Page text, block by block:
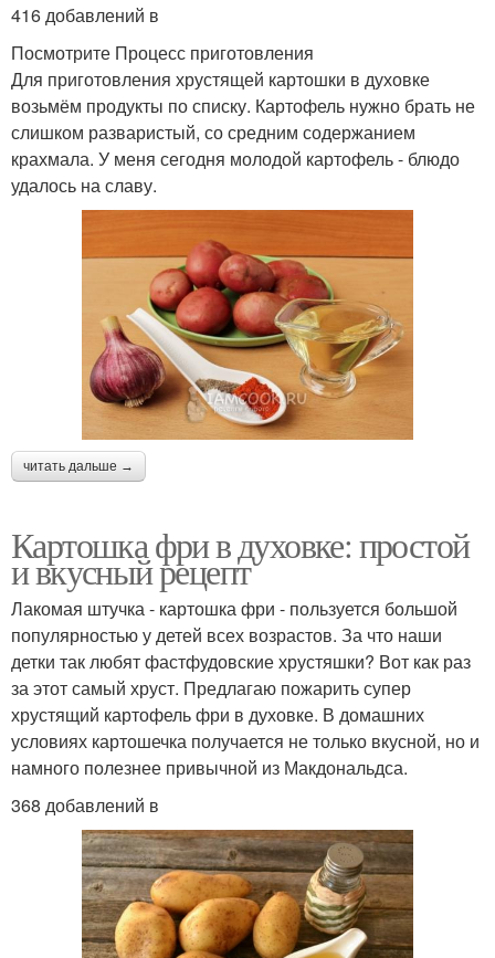
416 добавлений в
Посмотрите Процесс приготовления
Для приготовления хрустящей картошки в духовке
возьмём продукты по списку. Картофель нужно брать не
слишком разваристый, со средним содержанием
крахмала. У меня сегодня молодой картофель - блюдо
удалось на славу.
читать дальше →
Картошка фри в духовке: простой
и вкусный рецепт
Лакомая штучка - картошка фри - пользуется большой
популярностью у детей всех возрастов. За что наши
детки так любят фастфудовские хрустяшки? Вот как раз
за этот самый хруст. Предлагаю пожарить супер
хрустящий картофель фри в духовке. В домашних
условиях картошечка получается не только вкусной, но и
намного полезнее привычной из Макдональдса.
368 добавлений в